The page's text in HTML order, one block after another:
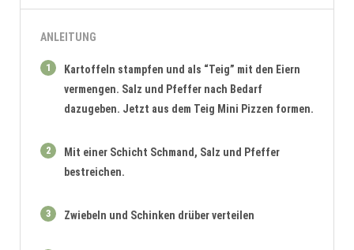
ANLEITUNG
1
Kartoffeln stampfen und als “Teig” mit den Eiern
vermengen. Salz und Pfeffer nach Bedarf
dazugeben. Jetzt aus dem Teig Mini Pizzen formen.
2
Mit einer Schicht Schmand, Salz und Pfeffer
bestreichen.
3 Zwiebeln und Schinken drüber verteilen